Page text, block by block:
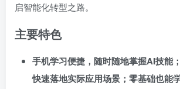
启智能化转型之路。
主要特色
手机学习便捷，随时随地掌握AI技能
快速落地实际应用场景；零基础也能